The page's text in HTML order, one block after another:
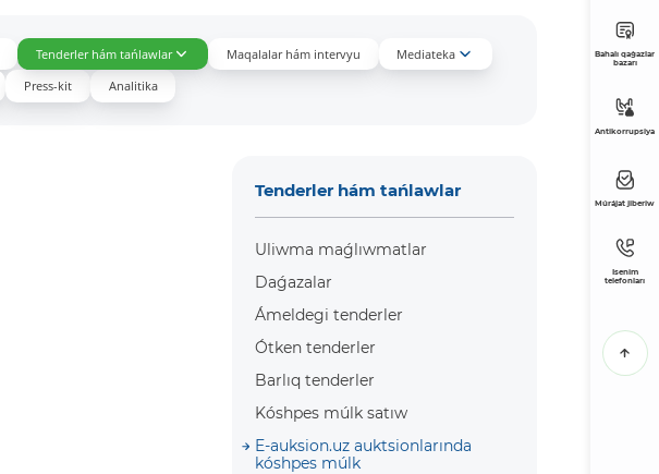
Tenderler hám tańlawlar Maqalalar hám intervyu
Mediateka
Press-kit Analitika
Tenderler hám tańlawlar
Uliwma maǵlıwmatlar
Daǵazalar
Ámeldegi tenderler
Ótken tenderler
Barlıq tenderler
Kóshpes múlk satıw
E-auksion.uz auktsionlarında
kóshpes múlk
Bahalı qaǵazlar
bazarı
Antikorrupsiya
Múrájat jiberiw
Isenim
telefonları